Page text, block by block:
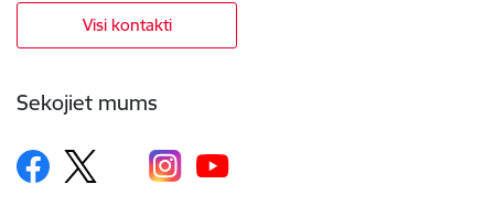
Visi kontakti
Sekojiet mums